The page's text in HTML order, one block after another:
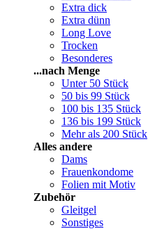
Extra dick
Extra dünn
Long Love
Trocken
Besonderes
...nach Menge
Unter 50 Stück
50 bis 99 Stück
100 bis 135 Stück
136 bis 199 Stück
Mehr als 200 Stück
Alles andere
Dams
Frauenkondome
Folien mit Motiv
Zubehör
Gleitgel
Sonstiges